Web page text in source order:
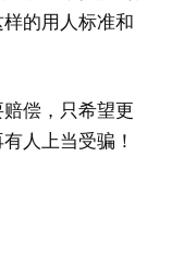
样的用人标准和
偿，只希望更
人上当受骗！